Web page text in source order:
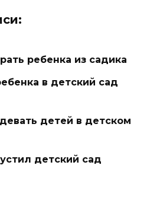
ребенка из садика
в детский сад
детей в детском
детский сад